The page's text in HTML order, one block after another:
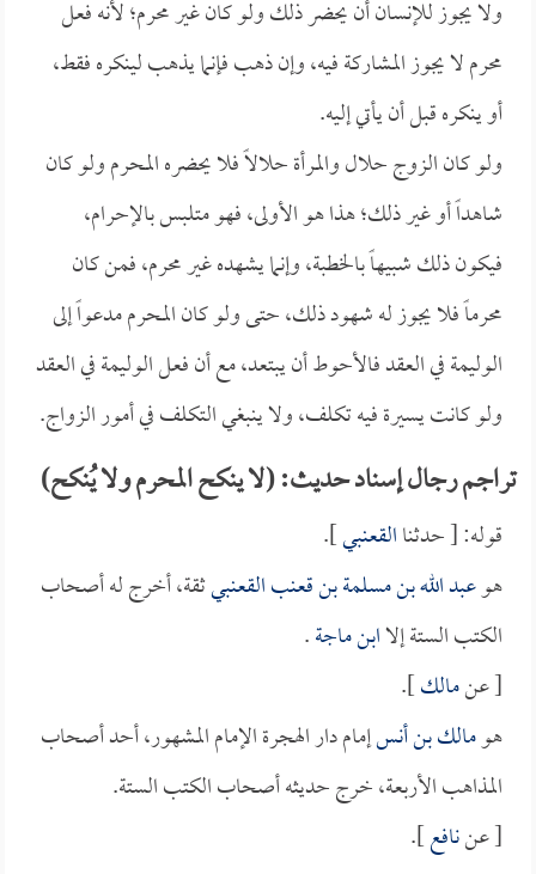
ولا يجوز للإنسان أن يحضر ذلك ولو كان غير محرم؛ لأنه فعل
محرم لا يجوز المشاركة فيه، وإن ذهب فإنما يذهب لينكره فقط،
أو ينكره قبل أن يأتي إليه.
ولو كان الزوج حلال والمرأة حلالاً فلا يحضره المحرم ولو كان
شاهداً أو غير ذلك؛ هذا هو الأولى، فهو متلبس بالإحرام،
فيكون ذلك شبيهاً بالخطبة، وإنما يشهده غير محرم، فمن كان
محرماً فلا يجوز له شهود ذلك، حتى ولو كان المحرم مدعواً إلى
الوليمة في العقد فالأحوط أن يبتعد، مع أن فعل الوليمة في العقد
ولو كانت يسيرة فيه تكلف، ولا ينبغي التكلف في أمور الزواج.
تراجم رجال إسناد حديث: (لا ينكح المحرم ولا يُنكح)
قوله: [ حدثناالقعنبي].
هوعبد الله بن مسلمة بن قعنب القعنبيثقة، أخرج له أصحاب
الكتب الستة إلاابن ماجة.
[ عنمالك].
هومالك بن أنسإمام دار الهجرة الإمام المشهور، أحد أصحاب
المذاهب الأربعة، خرج حديثه أصحاب الكتب الستة.
[ عننافع].